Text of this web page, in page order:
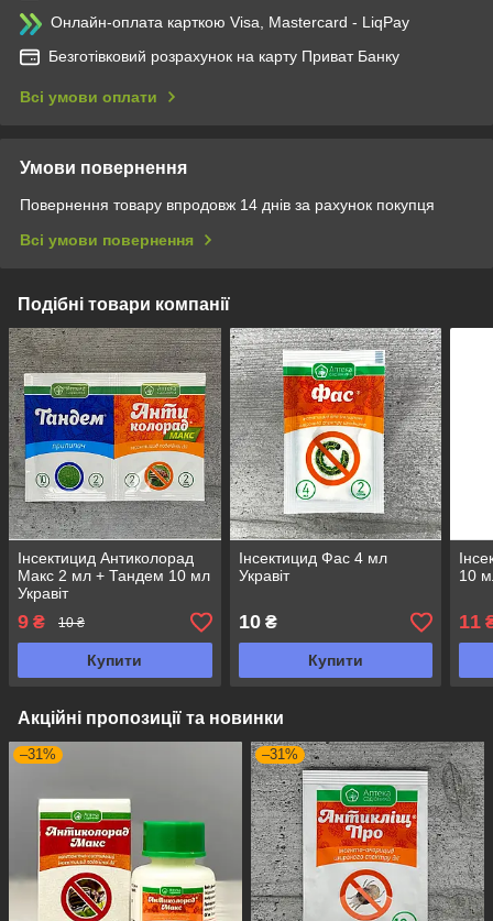
Онлайн-оплата карткою Visa, Mastercard - LiqPay
Безготівковий розрахунок на карту Приват Банку
Всі умови оплати
Умови повернення
Повернення товару впродовж 14 днів за рахунок покупця
Всі умови повернення
Подібні товари компанії
Інсектицид Антиколорад
Макс 2 мл + Тандем 10 мл
Укравіт
9 ₴ 10 ₴
Купити
Інсектицид Фас 4 мл
Укравіт
10₴
Купити
10
11
Акційні пропозиції та новинки
–31% –31%